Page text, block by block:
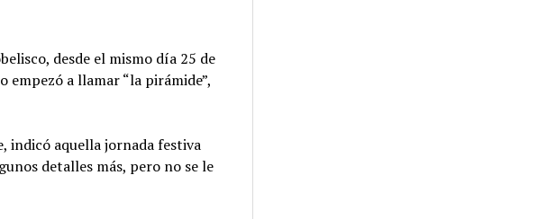
desde el mismo día 25 de
empezó a llamar “la pirámide”,
indicó aquella jornada festiva
detalles más, pero no se le